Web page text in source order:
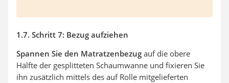
1.7. Schritt 7: Bezug aufziehen
Spannen Sie den Matratzenbezug auf die obere
Hälfte der gesplitteten Schaumwanne und fixieren Sie
ihn zusätzlich mittels des auf Rolle mitgelieferten